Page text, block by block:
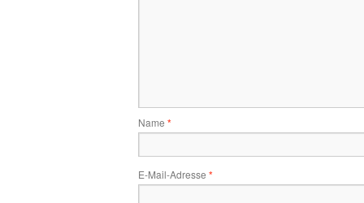
Name *
E-Mail-Adresse *